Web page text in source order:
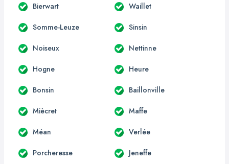
Bierwart Waillet
Somme-Leuze Sinsin
Noiseux Nettinne
Hogne Heure
Bonsin Baillonville
Miècret Maffe
Méan Verlée
Porcheresse Jeneffe